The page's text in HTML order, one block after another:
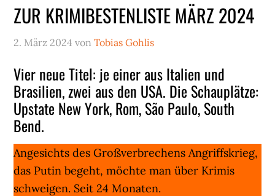
ZUR KRIMIBESTENLISTE MÄRZ 2024
2. März 2024 vonTobias Gohlis
Vier neue Titel: je einer aus Italien und
Brasilien, zwei aus den USA. Die Schauplätze:
Upstate New York, Rom, São Paulo, South
Bend.
Angesichts des Großverbrechens Angriffskrieg,
das Putin begeht, möchte man über Krimis
schweigen. Seit 24 Monaten.